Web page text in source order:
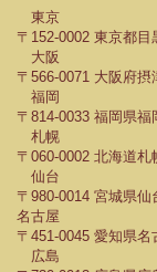
東京
〒152-0002 東京都
大阪
〒566-0071 大阪府摂
福岡
〒814-0033 福岡県
札幌
〒060-0002 北海道
仙台
〒980-0014 宮城県
名古屋
〒451-0045 愛知県
広島